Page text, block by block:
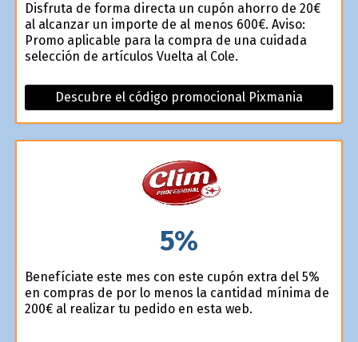
Disfruta de forma directa un cupón ahorro de 20€
al alcanzar un importe de al menos 600€. Aviso:
Promo aplicable para la compra de una cuidada
selección de artículos Vuelta al Cole.
Descubre el código promocional Pixmania
5%
Benefíciate este mes con este cupón extra del 5%
en compras de por lo menos la cantidad mínima de
200€ al realizar tu pedido en esta web.